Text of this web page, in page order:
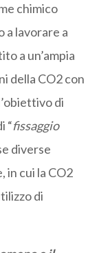
chimico
a lavorare a
a un’ampia
della CO2 con
di
“fissaggio
diverse
in cui la CO2
di